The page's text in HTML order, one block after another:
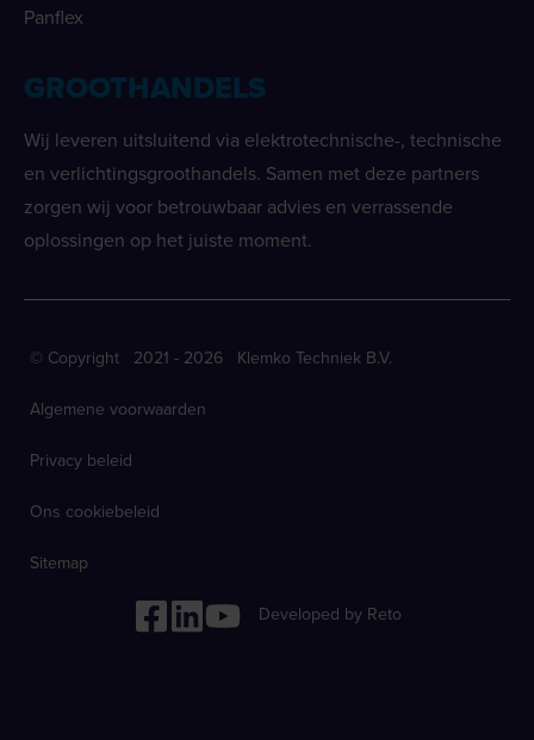
Panflex
GROOTHANDELS
Wij leveren uitsluitend via elektrotechnische-, technische
en verlichtingsgroothandels. Samen met deze partners
zorgen wij voor betrouwbaar advies en verrassende
oplossingen op het juiste moment.
© Copyright 2021 - 2026 Klemko Techniek B.V.
Algemene voorwaarden
Privacy beleid
Ons cookiebeleid
Sitemap
Developed by Reto